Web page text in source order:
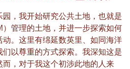
，我开始研究公共土地，也就是
管理的土地，并进一步探索如何
。这里有绵延数英里、如同海洋
以尊重的方式探索。我深知这是
，对于我这个初涉此地的人来